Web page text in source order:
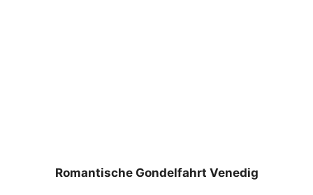
Romantische Gondelfahrt Venedig